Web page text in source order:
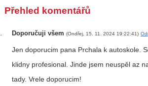
Přehled komentářů
Doporučuji všem (Ondřej, 15. 11. 2024 19:22:41)
Jen doporucim pana Prchala k autoskole.
klidny profesional. Jinde jsem neuspěl az
tady. Vrele doporucim!